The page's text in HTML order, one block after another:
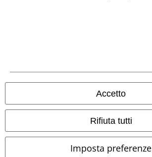
Accetto
Rifiuta tutti
Imposta preferenze
Termini & Condizioni
Redazione
Smaltimento rifiuti e protezione dell’ambiente